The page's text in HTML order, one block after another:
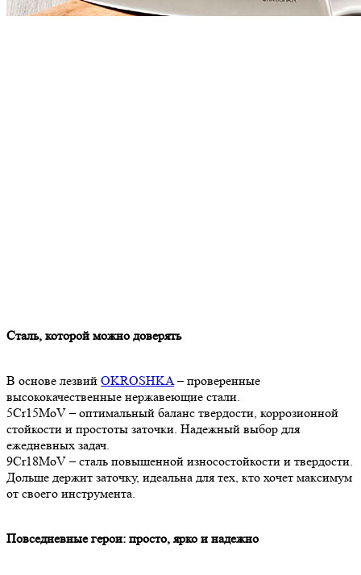
Сталь, которой можно доверять
В основе лезвий OKROSHKA– проверенные
высококачественные нержавеющие стали.
5Cr15MoV – оптимальный баланс твердости, коррозионной
стойкости и простоты заточки. Надежный выбор для
ежедневных задач.
9Cr18MoV – сталь повышенной износостойкости и твердости.
Дольше держит заточку, идеальна для тех, кто хочет максимум
от своего инструмента.
Повседневные герои: просто, ярко и надежно